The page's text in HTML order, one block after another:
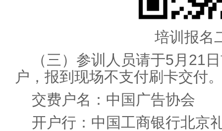
培训报名
（三）参训人员请于5月21
户，报到现场不支付刷卡交付
交费户名：中国广告协会
开户行：中国工商银行北京